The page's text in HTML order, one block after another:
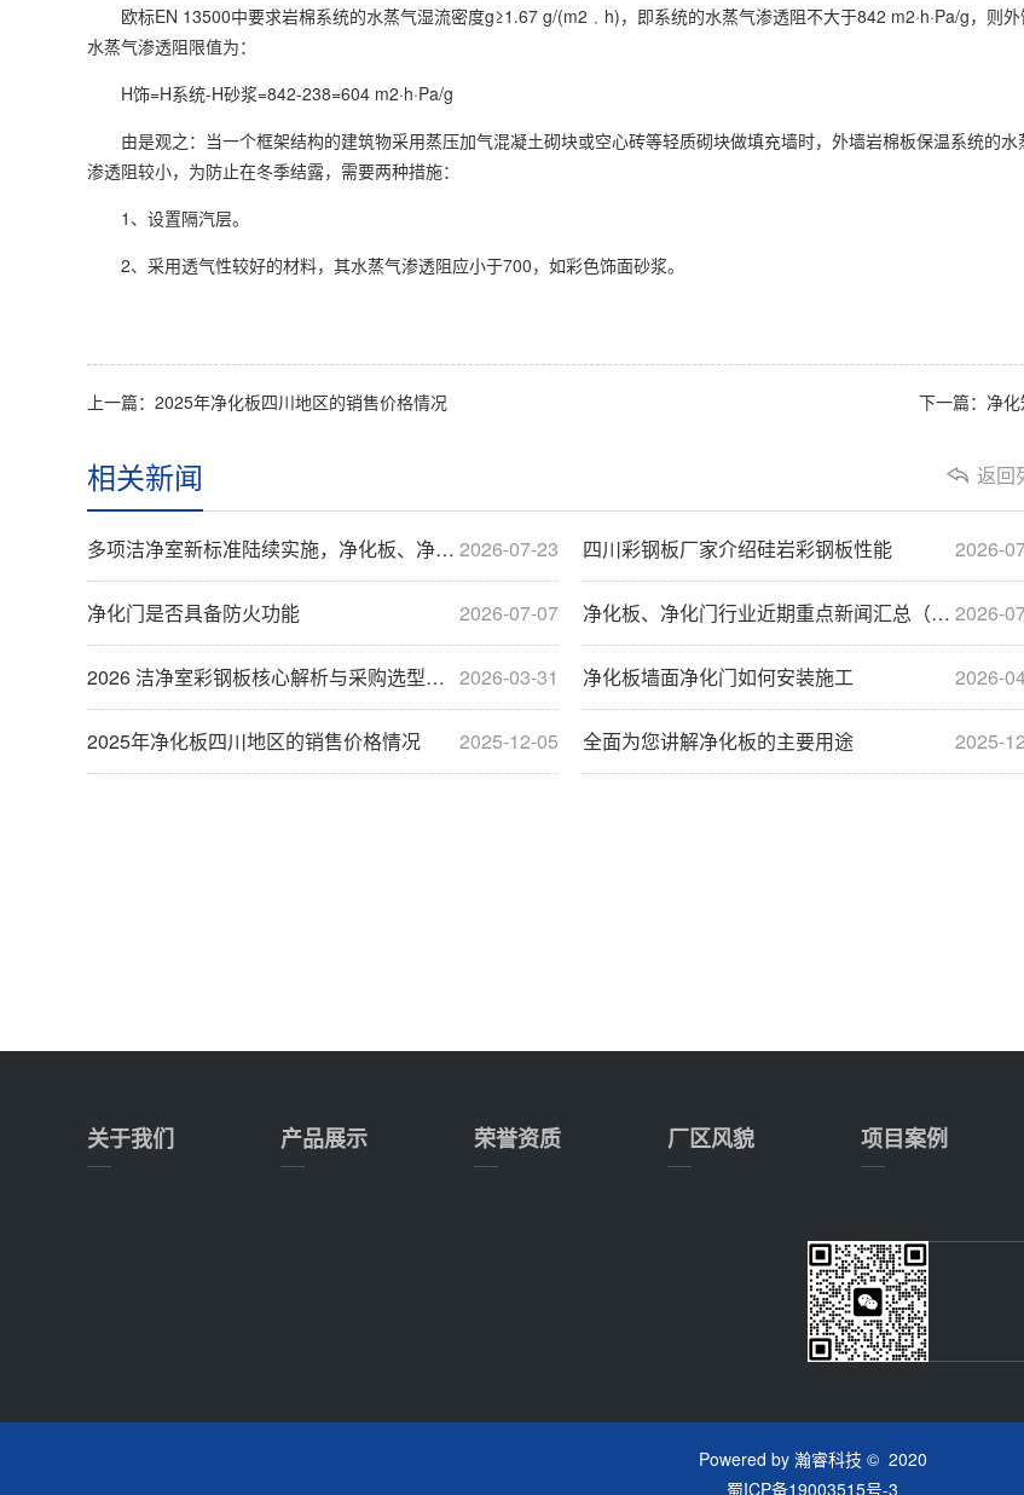
欧标EN 13500中要求岩棉系统的水蒸气湿流密度g≥1.67 g/(m2﹒h)，即系统的水蒸气渗透阻不大于842 m2·h·Pa/g，则
水蒸气渗透阻限值为：
H饰=H系统-H砂浆=842-238=604 m2·h·Pa/g
由是观之：当一个框架结构的建筑物采用蒸压加气混凝土砌块或空心砖等轻质砌块做填充墙时，外墙岩棉板保温系统的水
渗透阻较小，为防止在冬季结露，需要两种措施：
1、设置隔汽层。
2、采用透气性较好的材料，其水蒸气渗透阻应小于700，如彩色饰面砂浆。
上一篇：2025年净化板四川地区的销售价格情况 下一篇：净化
返回
相关新闻
2026-07-23
多项洁净室新标准陆续实施，净化板、净化门行业迎来规范化升级浪潮 2026-
四川彩钢板厂家介绍硅岩彩钢板性能
2026-07-07
净化门是否具备防火功能 2026-
净化板、净化门行业近期重点新闻汇总（2025.9—2026.7）
2026-03-31
2026 洁净室彩钢板核心解析与采购选型指南 2026-
净化板墙面净化门如何安装施工
2025-12-05
2025年净化板四川地区的销售价格情况 2025-
全面为您讲解净化板的主要用途
关于我们 产品展示 荣誉资质 厂区风貌 项目案例
Powered by 瀚睿科技 © 2020
蜀ICP备19003515号-3